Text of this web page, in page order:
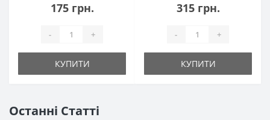
175 грн.
- +
КУПИТИ
315 грн.
- +
КУПИТИ
Останні Статті